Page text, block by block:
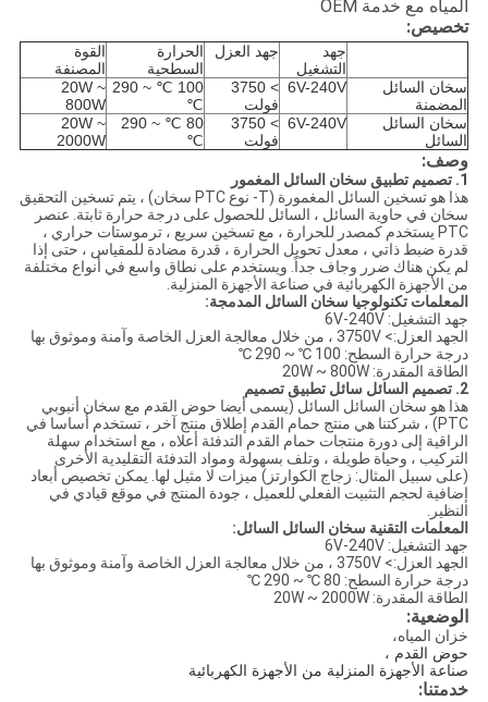
المياه مع خدمة OEM
تخصيص:
جهد
التشغيل
جهد العزل
الحرارة
السطحية
القوة
المصنفة
سخان السائل
المضمنة
6V-240V
> 3750
فولت
100 ℃ ~ 290
℃
20W ~
800W
سخان السائل
السائل
6V-240V
> 3750
فولت
80 ℃ ~ 290
℃
20W ~
2000W
وصف:
1. تصميم تطبيق سخان السائل المغمور
هذا هو تسخين السائل المغمورة (T- نوع PTC سخان) ، يتم تسخين التحقيق
سخان في حاوية السائل ، السائل للحصول على درجة حرارة ثابتة. عنصر
PTC يستخدم كمصدر للحرارة ، مع تسخين سريع ، ترموستات حراري ،
قدرة ضبط ذاتي ، معدل تحويل الحرارة ، قدرة مضادة للمقياس ، حتى إذا
لم يكن هناك ضرر وجاف جداً. ويستخدم على نطاق واسع في أنواع مختلفة
من الأجهزة الكهربائية في صناعة الأجهزة المنزلية.
المعلمات تكنولوجيا سخان السائل المدمجة:
جهد التشغيل: 6V-240V
الجهد العزل:> 3750V ، من خلال معالجة العزل الخاصة وآمنة وموثوق بها
درجة حرارة السطح: 100 ℃ ~ 290 ℃
الطاقة المقدرة: 20W ~ 800W
2. تصميم السائل سائل تطبيق تصميم
هذا هو سخان السائل السائل (يسمى أيضا حوض القدم مع سخان أنبوبي
PTC) ، شركتنا هي منتج حمام القدم إطلاق منتج آخر ، تستخدم أساسا في
الراقية إلى دورة منتجات حمام القدم التدفئة أعلاه ، مع استخدام سهلة
التركيب ، وحياة طويلة ، وتلف بسهولة ومواد التدفئة التقليدية الأخرى
(على سبيل المثال: زجاج الكوارتز) ميزات لا مثيل لها. يمكن تخصيص أبعاد
إضافية لحجم التثبيت الفعلي للعميل ، جودة المنتج في موقع قيادي في
النظير.
المعلمات التقنية سخان السائل السائل:
جهد التشغيل: 6V-240V
الجهد العزل:> 3750V ، من خلال معالجة العزل الخاصة وآمنة وموثوق بها
درجة حرارة السطح: 80 ℃ ~ 290 ℃
الطاقة المقدرة: 20W ~ 2000W
الوضعية:
خزان المياه،
حوض القدم ،
صناعة الأجهزة المنزلية من الأجهزة الكهربائية
خدمتنا: